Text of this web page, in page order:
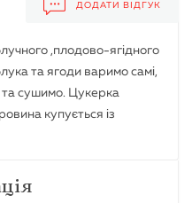
ДОДАТИ ВІДГУК
,плодово-ягідного
та ягоди варимо самі,
сушимо. Цукерка
купується із